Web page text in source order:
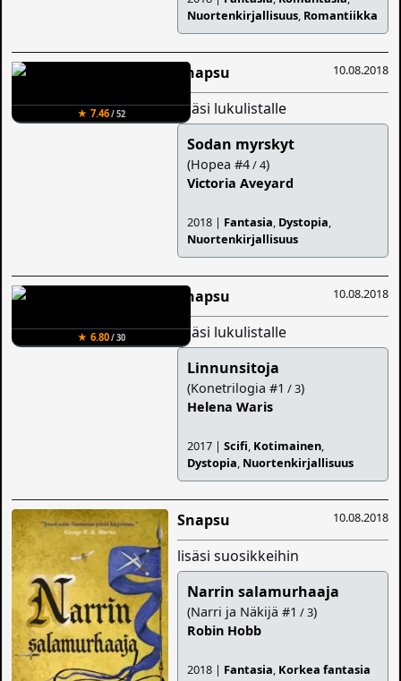
Nuortenkirjallisuus, Romantiikka
★ 7.46/ 52
10.08.2018
Snapsu
lisäsi lukulistalle
Sodan myrskyt
(Hopea #4/ 4)
Victoria Aveyard
2018 | Fantasia, Dystopia,
Nuortenkirjallisuus
★ 6.80/ 30
10.08.2018
Snapsu
lisäsi lukulistalle
Linnunsitoja
(Konetrilogia #1 / 3)
Helena Waris
2017 |Scifi, Kotimainen,
Dystopia, Nuortenkirjallisuus
10.08.2018
Snapsu
lisäsi suosikkeihin
Narrin salamurhaaja
(Narri ja Näkijä #1 / 3)
Robin Hobb
2018 | Fantasia, Korkea fantasia